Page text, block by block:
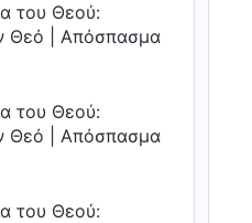
του Θεού:
Θεό | Απόσπασμα
του Θεού:
Θεό | Απόσπασμα
του Θεού: